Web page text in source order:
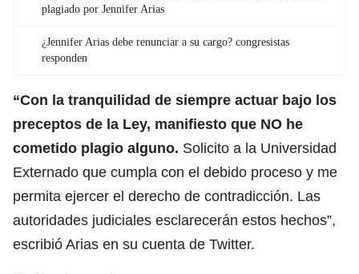
plagiado por Jennifer Arias
¿Jennifer Arias debe renunciar a su cargo? congresistas
responden
“Con la tranquilidad de siempre actuar bajo los
preceptos de la Ley, manifiesto que NO he
cometido plagio alguno. Solicito a la Universidad
Externado que cumpla con el debido proceso y me
permita ejercer el derecho de contradicción. Las
autoridades judiciales esclarecerán estos hechos”,
escribió Arias en su cuenta de Twitter.